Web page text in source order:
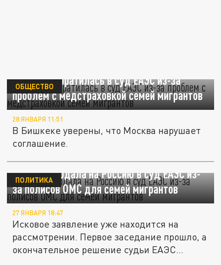
Киргизия обратилась в суд ЕАЭС из-за
проблем с медстраховкой семей мигрантов
ОБЩЕСТВО
28 ЯНВАРЯ 11:51
В Бишкеке уверены, что Москва нарушает
соглашение.
Киргизия подала на Россию в суд ЕАЭС из-
за полисов ОМС для семей мигрантов
ПОЛИТИКА
27 ЯНВАРЯ 18:47
Исковое заявление уже находится на
рассмотрении. Первое заседание прошло, а
окончательное решение судьи ЕАЭС...